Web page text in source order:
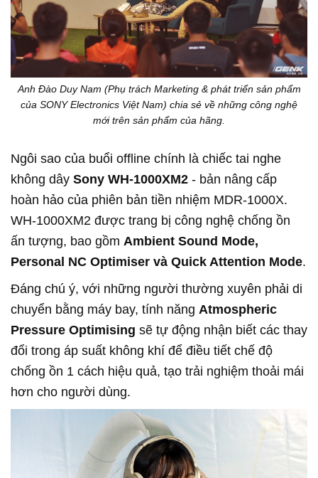
Anh Đào Duy Nam (Phụ trách Marketing & phát triển sản phẩm
của SONY Electronics Việt Nam) chia sẻ về những công nghệ
mới trên sản phẩm của hãng.
Ngôi sao của buổi offline chính là chiếc tai nghe
không dây Sony WH-1000XM2 - bản nâng cấp
hoàn hảo của phiên bản tiền nhiệm MDR-1000X.
WH-1000XM2 được trang bị công nghệ chống ồn
ấn tượng, bao gồm Ambient Sound Mode,
Personal NC Optimiser và Quick Attention Mode.
Đáng chú ý, với những người thường xuyên phải di
chuyển bằng máy bay, tính năng Atmospheric
Pressure Optimising sẽ tự động nhận biết các thay
đổi trong áp suất không khí để điều tiết chế độ
chống ồn 1 cách hiệu quả, tạo trải nghiệm thoải mái
hơn cho người dùng.